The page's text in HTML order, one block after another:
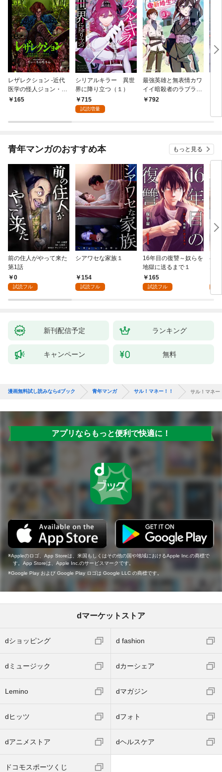
レザレクション -近代
医学の怪人ジョン・ハ
ンター- 連載版 第1話
165
シリアルキラー 異世
界に降り立つ（１）
715
試読増量
最強英雄と無表情カワ
イイ暗殺者のラブラブ
新婚生活 １巻
792
青年マンガのおすすめ本 もっと見る
前の住人がやって来た
第1話
0
試読フル
シアワセな家族１
154
試読フル
16年目の復讐～奴らを
地獄に送るまで１
165
試読フル
ベ
新刊配信予定 ランキング
キャンペーン 無料
漫画無料試し読みならdブック 青年マンガ サル！マネー！！ サル！マネー
アプリならもっと便利で快適に！
Appleのロゴ、App Storeは、米国もしくはその他の国や地域におけるApple Inc.の商標で
す。App Storeは、Apple Inc.のサービスマークです。
Google Play および Google Play ロゴは Google LLC の商標です。
dマーケットストア
dショッピング d fashion
dミュージック dカーシェア
Lemino dマガジン
dヒッツ dフォト
dアニメストア dヘルスケア
ドコモスポーツくじ